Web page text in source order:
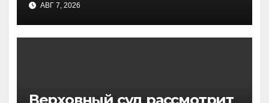
для фермера
АВГ 7, 2026